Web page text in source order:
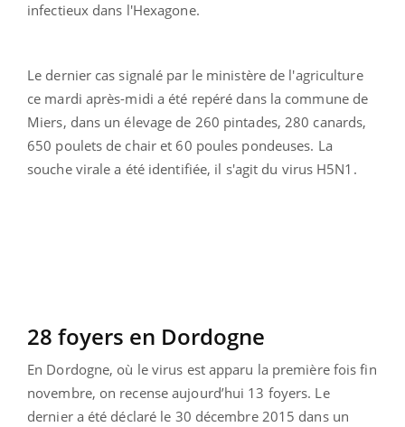
infectieux dans l'Hexagone.
Le dernier cas signalé par le ministère de l'agriculture
ce mardi après-midi a été repéré dans la commune de
Miers, dans un élevage de 260 pintades, 280 canards,
650 poulets de chair et 60 poules pondeuses. La
souche virale a été identifiée, il s'agit du virus H5N1.
28 foyers en Dordogne
En Dordogne, où le virus est apparu la première fois fin
novembre, on recense aujourd’hui 13 foyers. Le
dernier a été déclaré le 30 décembre 2015 dans un